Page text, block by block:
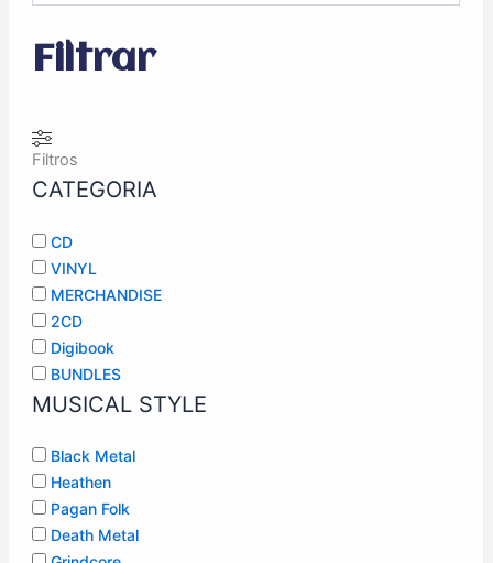
Filtrar
Filtros
CATEGORIA
CD
VINYL
MERCHANDISE
2CD
Digibook
BUNDLES
MUSICAL STYLE
Black Metal
Heathen
Pagan Folk
Death Metal